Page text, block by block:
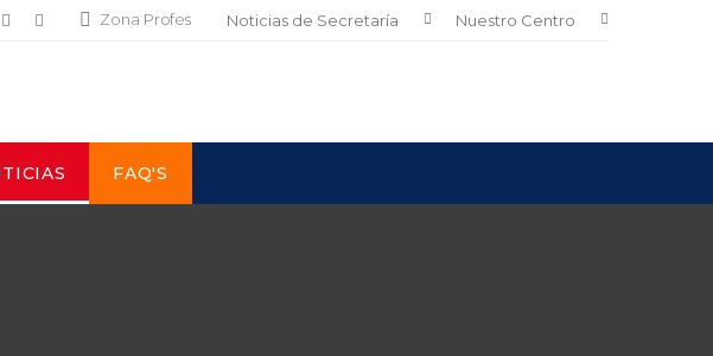
Zona Profes Noticias de Secretaría Nuestro Centro
FAQ'S